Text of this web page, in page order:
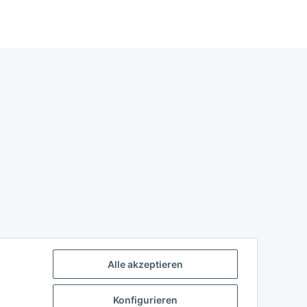
Alle akzeptieren
Konfigurieren